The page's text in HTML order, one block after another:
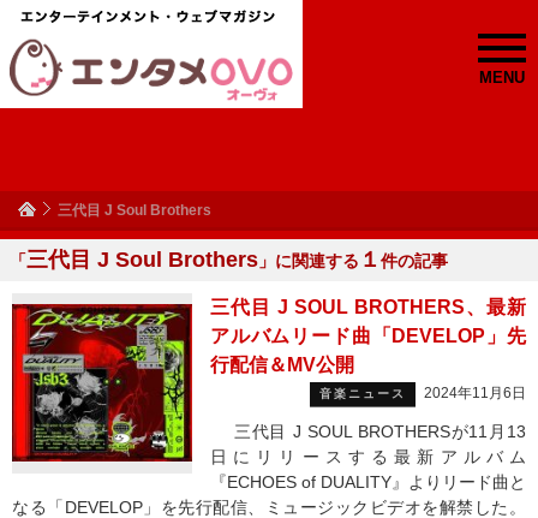
MENU
三代目 J Soul Brothers
「三代目 J Soul Brothers 」に関連する １ 件の記事
三代目 J SOUL BROTHERS、最新
アルバムリード曲「DEVELOP」先
行配信＆MV公開
音楽ニュース 2024年11月6日
三代目 J SOUL BROTHERSが11月13
日にリリースする最新アルバム
『ECHOES of DUALITY』よりリード曲と
なる「DEVELOP」を先行配信、ミュージックビデオを解禁した。